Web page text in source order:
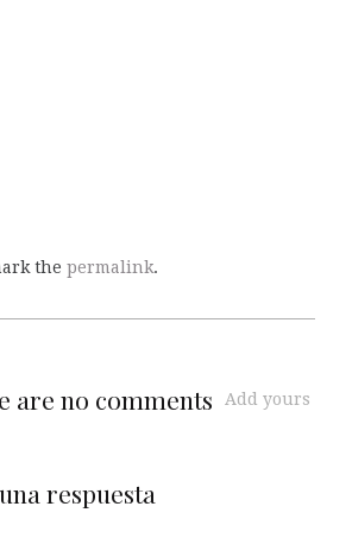
the permalink.
are no comments Add yours
respuesta